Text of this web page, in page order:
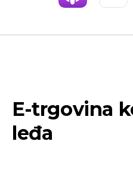
E-trgovina
leđa